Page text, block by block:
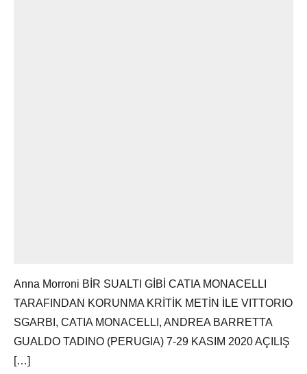
Anna Morroni BİR SUALTI GİBİ CATIA MONACELLI
TARAFINDAN KORUNMA KRİTİK METİN İLE VITTORIO
SGARBI, CATIA MONACELLI, ANDREA BARRETTA
GUALDO TADINO (PERUGIA) 7-29 KASIM 2020 AÇILIŞ
[…]